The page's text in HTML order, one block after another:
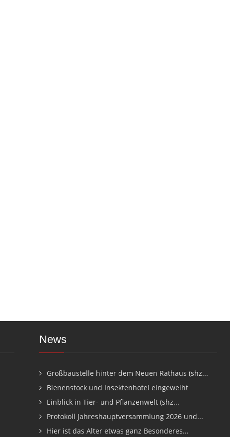
News
Großbaustelle hinter dem Neuen Rathaus (shz...
Bienenstock und Insektenhotel eingeweiht
Einblick in Tier- und Pflanzenwelt (shz...
Protokoll Jahreshauptversammlung 2026 und...
Hier ist das Alter etwas ganz Besonderes...